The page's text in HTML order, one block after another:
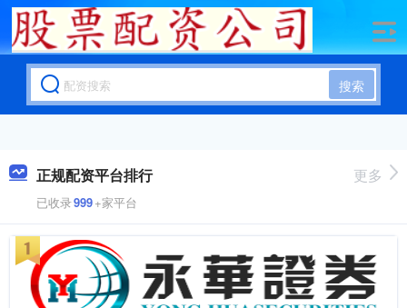
搜索
正规配资平台排行
已收录999+家平台
更多